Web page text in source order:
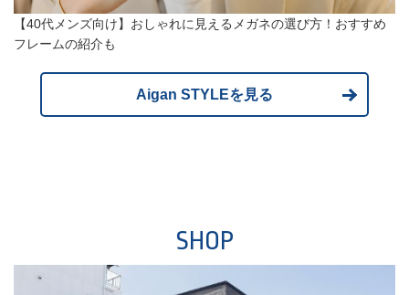
【40代メンズ向け】おしゃれに見えるメガネの選び方！おすすめ
フレームの紹介も
Aigan STYLEを見る
SHOP